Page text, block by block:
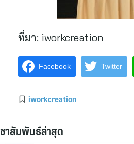
ที่มา: iworkcreation
Facebook Twitter
iworkcreation
าสัมพันธ์ล่าสุด